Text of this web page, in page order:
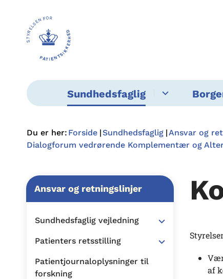
Sundhedsfaglig
Du er her: Forside Sundhedsfaglig Ansvar og
Dialogforum vedrørende Komplementær og
Ansvar og retningslinjer
Sundhedsfaglig vejledning
Patienters retsstilling
Patientjournaloplysninger til
forskning
af